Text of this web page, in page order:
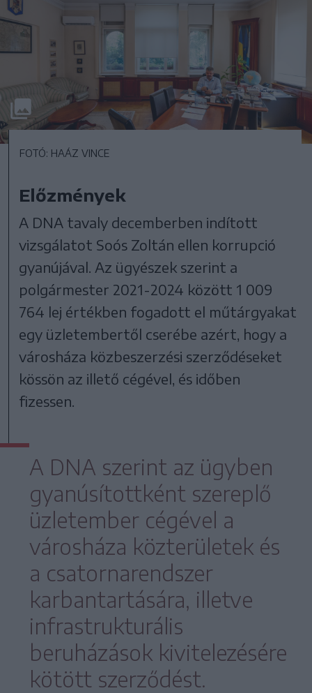
FOTÓ: HAÁZ VINCE
Előzmények
A DNA tavaly decemberben indított
vizsgálatot Soós Zoltán ellen korrupció
gyanújával. Az ügyészek szerint a
polgármester 2021-2024 között 1 009
764 lej értékben fogadott el műtárgyakat
egy üzletembertől cserébe azért, hogy a
városháza közbeszerzési szerződéseket
kössön az illető cégével, és időben
fizessen.
A DNA szerint az ügyben
gyanúsítottként szereplő
üzletember cégével a
városháza közterületek és
a csatornarendszer
karbantartására, illetve
infrastrukturális
beruházások kivitelezésére
kötött szerződést.